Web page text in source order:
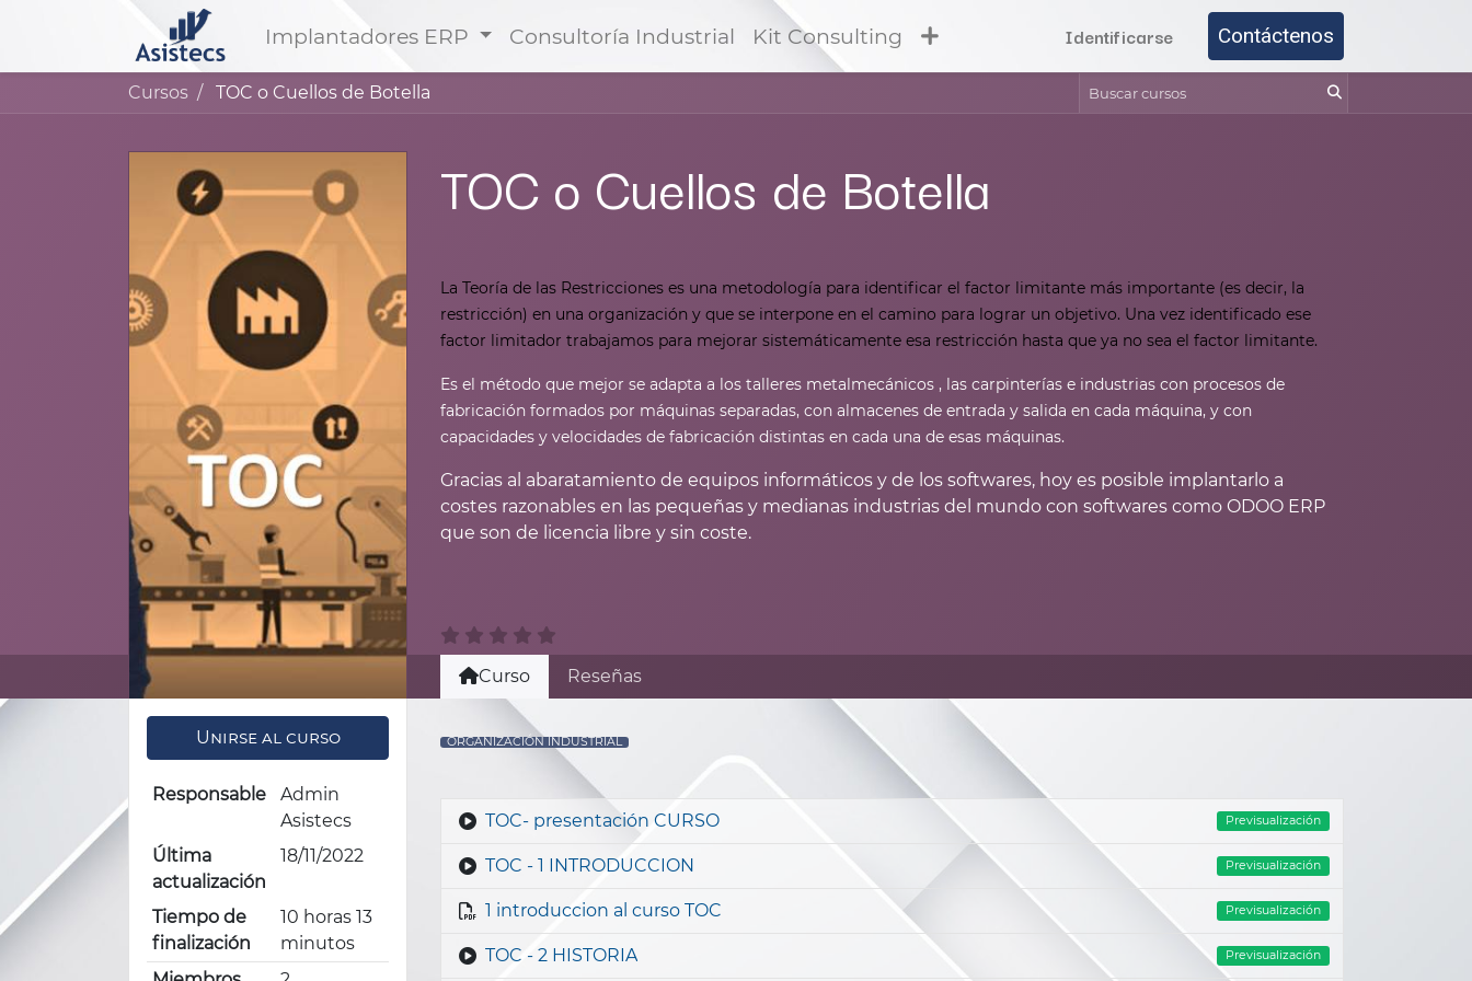
Implantadores ERP Consultoría Industrial Kit Consulting Identificarse Contáctenos
Cursos TOC o Cuellos de Botella
TOC o Cuellos de Botella
La Teoría de las Restricciones es una metodología para identificar el factor limitante más importante (es decir, la
restricción) en una organización y que se interpone en el camino para lograr un objetivo. Una vez identificado ese
factor limitador trabajamos para mejorar sistemáticamente esa restricción hasta que ya no sea el factor limitante.
Es el método que mejor se adapta a los talleres metalmecánicos , las carpinterías e industrias con procesos de
fabricación formados por máquinas separadas, con almacenes de entrada y salida en cada máquina, y con
capacidades y velocidades de fabricación distintas en cada una de esas máquinas.
Gracias al abaratamiento de equipos informáticos y de los softwares, hoy es posible implantarlo a
costes razonables en las pequeñas y medianas industrias del mundo con softwares como ODOO ERP
que son de licencia libre y sin coste.
Unirse al curso
Responsable
Admin
Asistecs
Última
actualización
18/11/2022
Tiempo de
finalización
10 horas 13
minutos
Curso Reseñas
ORGANIZACIÓN INDUSTRIAL
TOC- presentación CURSO Previsualización
TOC - 1 INTRODUCCION Previsualización
1 introduccion al curso TOC Previsualización
TOC - 2 HISTORIA Previsualización